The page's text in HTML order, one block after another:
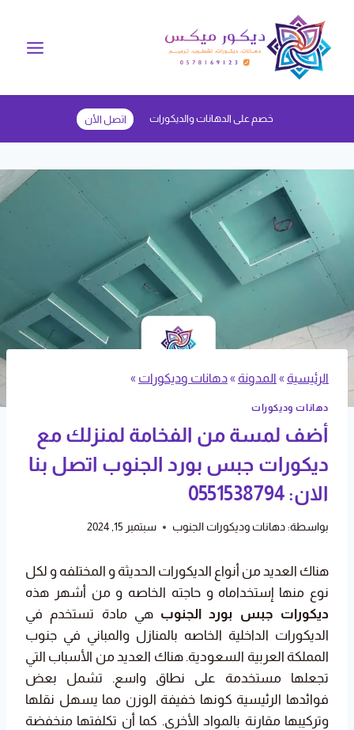
المحتوى
خصم على الدهانات والديكورات اتصل الأن
الرئيسية » المدونة »دهانات وديكورات »
دهانات وديكورات
أضف لمسة من الفخامة لمنزلك مع
ديكورات جبس بورد الجنوب اتصل بنا
الان: 0551538794
بواسطة: دهانات وديكورات الجنوب سبتمبر 15, 2024
هناك العديد من أنواع الديكورات الحديثة و المختلفه و لكل
نوع منها إستخداماه و حاجته الخاصه و من أشهر هذه
ديكورات جبس بورد الجنوب هي مادة تستخدم في
الديكورات الداخلية الخاصه بالمنازل والمباني في جنوب
المملكة العربية السعودية. هناك العديد من الأسباب التي
تجعلها مستخدمة على نطاق واسع. تشمل بعض
فوائدها الرئيسية كونها خفيفة الوزن مما يسهل نقلها
وتركيبها مقارنة بالمواد الأخرى. كما أن تكلفتها منخفضة